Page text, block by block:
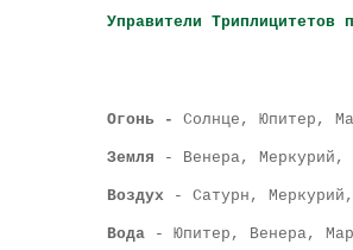
Управители Триплицитетов
Огонь - Солнце, Юпитер,
Земля - Венера,
Воздух - Сатурн,
Вода - Юпитер, Венера,